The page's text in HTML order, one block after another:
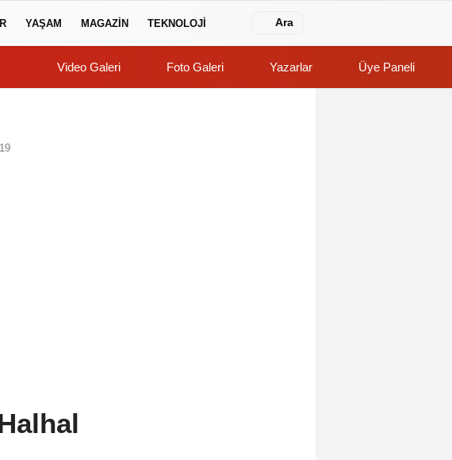
YAŞAM MAGAZİN TEKNOLOJİ Ara
Video Galeri Foto Galeri Yazarlar Üye Paneli